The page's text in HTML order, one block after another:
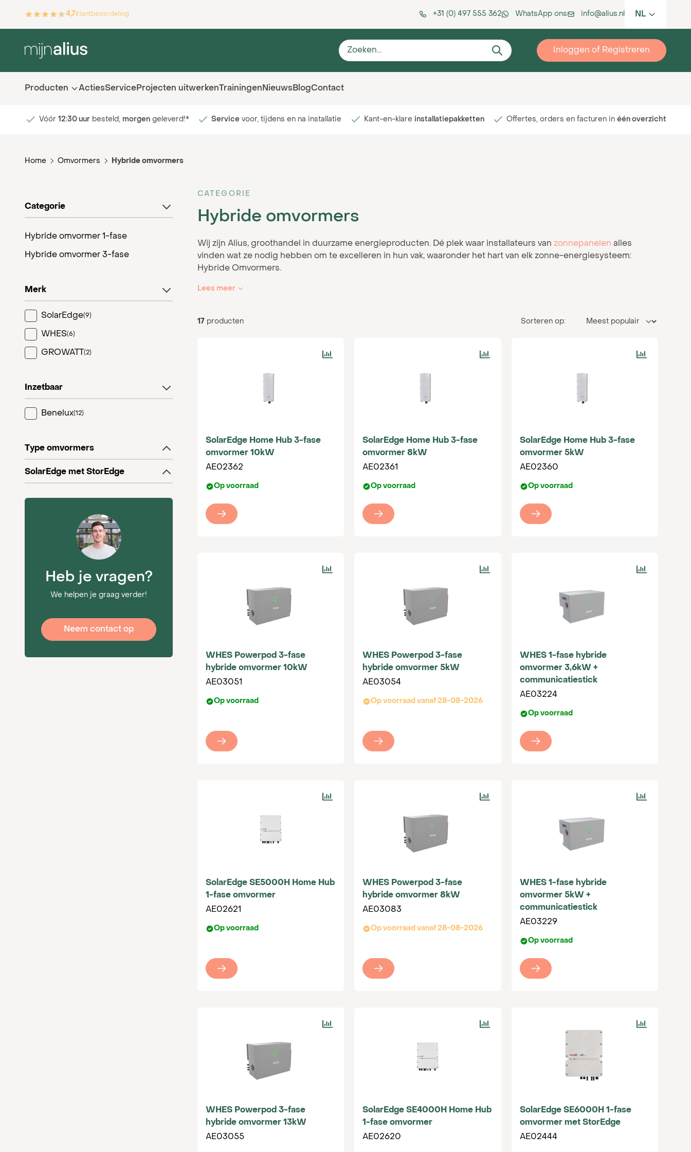
4,7 Klantbeoordeling +31 (0) 497 555 362 WhatsApp ons info@alius.nl NL
Inloggen of Registreren
Producten ActiesServiceProjecten uitwerken Trainingen Nieuws BlogContact
Vóór 12:30 uur besteld, morgen geleverd!* Service voor, tijdens en na installatie Kant-en-klare installatiepakketten Offertes, orders en facturen in één overzicht
Home Omvormers Hybride omvormers
Categoriefilter
Hybride omvormer 1-fase
Hybride omvormer 3-fase
Merkfilter
SolarEdge(9products available
)
WHES(6products available
)
GROWATT (2products available
)
Inzetbaarfilter
Benelux(12products available
)
Type omvormersfilter
SolarEdge met StorEdgefilter
Heb je vragen?
We helpen je graag verder!
Neem contact op
CATEGORIE
Hybride omvormers
Wij zijn Alius, groothandel in duurzame energieproducten. Dé plek waar installateurs van zonnepanelen alles
vinden wat ze nodig hebben om te excelleren in hun vak, waaronder het hart van elk zonne-energiesysteem:
Hybride Omvormers.
Als installateur weet je als geen ander hoe belangrijk een betrouwbare omvormer is. Niet alleen zet het de
nog meer uit je installatie. Deze omvormers combineren namelijk het beste van twee werelden: ze fungeren als
De hybride omvormers zijn ontwikkeld met het oog op duurzaamheid, betrouwbaarheid en prestaties. We
begrijpen de uitdagingen waar je als installateur mee te maken krijgt en bieden daarom alleen producten aan van
topkwaliteit. Of je nu werkt aan residentiële, commerciële of industriële projecten, onze hybride omvormers
Als groothandel én kennispartner bieden we uitgebreide ondersteuning en advies om je te helpen de beste
keuze te maken voor jouw specifieke project. Onze experts staan klaar om al je vragen over hybride omvormers te
beantwoorden, van technische specificaties tot installatietips.Met onze hybride omvormers til je elk
kunnen verrijken. Samen zorgen we voor een groenere wereld.
Lees meer
17 producten Sorteren op:
SolarEdge Home Hub 3-fase
omvormer 10kW
AE02362
Op voorraad
SolarEdge Home Hub 3-fase
omvormer 8kW
AE02361
Op voorraad
SolarEdge Home Hub 3-fase
omvormer 5kW
AE02360
Op voorraad
WHES Powerpod 3-fase
hybride omvormer 10kW
AE03051
Op voorraad
WHES Powerpod 3-fase
hybride omvormer 5kW
AE03054
Op voorraad vanaf 28-08-2026
WHES 1-fase hybride
omvormer 3,6kW +
communicatiestick
AE03224
Op voorraad
SolarEdge SE5000H Home Hub
1-fase omvormer
AE02621
Op voorraad
WHES Powerpod 3-fase
hybride omvormer 8kW
AE03083
Op voorraad vanaf 28-08-2026
WHES 1-fase hybride
omvormer 5kW +
communicatiestick
AE03229
Op voorraad
WHES Powerpod 3-fase
hybride omvormer 13kW
AE03055
SolarEdge SE4000H Home Hub
1-fase omvormer
AE02620
SolarEdge SE6000H 1-fase
omvormer met StorEdge
AE02444